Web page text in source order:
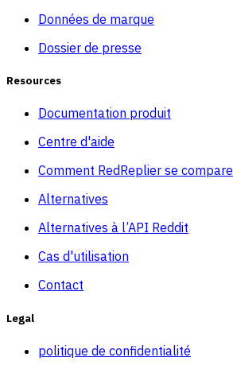
Données de marque
Dossier de presse
Resources
Documentation produit
Centre d'aide
Comment RedReplier se compare
Alternatives
Alternatives à l’API Reddit
Cas d'utilisation
Contact
Legal
politique de confidentialité